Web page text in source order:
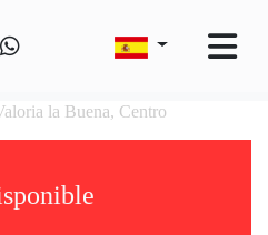
la Buena, Centro